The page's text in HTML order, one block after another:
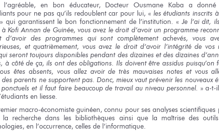
en bon éducateur, Docteur Ousmane Kaba a donné
pour ne pas qu’ils redoublentcar pour lui, « les étudiants inscrits
qui garantissent le bon fonctionnement de l’institution. «Je l’aidit,
à Kofi Annande Guinée, vous avez le droit d’avoirun programme
d’avoir des programmes qui sont complètement achevés,vous
et quatrièmement, vous avez le droitd’avoir l’intégritéde vos
seronttoujours disponibles pendant des dizaines et des dizaines
à côté de ça, ils ont des obligations. Ils doiventêtre assidus puisqu’on
êtes absents, vous allezavoirde très mauvaises notes et vous
des parents ne supportentpas. Donc,mieux vaut prévenirles nouveaux
et il fautfaire beaucoupde travail au niveau personnel. » a-t-
en liesse.
macro-économiste guinéen, connu pour ses analyses
la recherche dans les bibliothèques ainsi que la maîtrise des outils
en l’occurrence, celles de l’informatique.